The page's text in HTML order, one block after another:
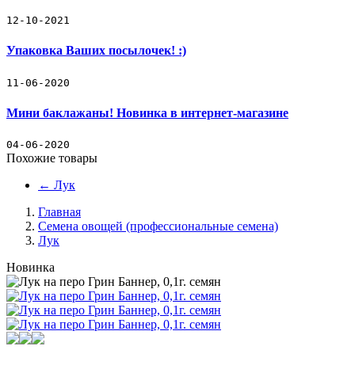
12-10-2021
Упаковка Ваших посылочек! :)
11-06-2020
Мини баклажаны! Новинка в интернет-магазине
04-06-2020
Похожие товары
← Лук
Главная
Семена овощей (профессиональные семена)
Лук
Новинка